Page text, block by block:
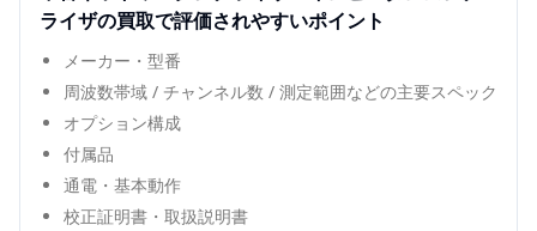
ライザの買取で評価されやすいポイント
メーカー・型番
周波数帯域 / チャンネル数 / 測定範囲などの主要スペック
オプション構成
付属品
通電・基本動作
校正証明書・取扱説明書